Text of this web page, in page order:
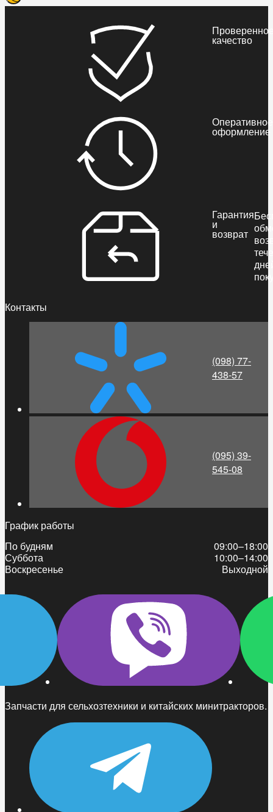
качество
Оперативное
оформление
Гарантия
и
возврат
Запчасти для сельхозтехники и китайских минитракторов.
Контакты
(098) 77-
438-57
(095) 39-
545-08
График работы
По будням
09:00–18:00
Суббота
10:00–14:00
Воскресенье
Выходной